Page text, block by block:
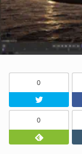
0
0